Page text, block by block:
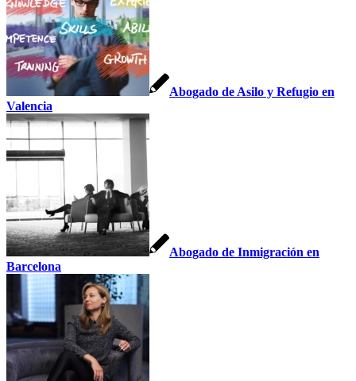
Abogado de Asilo y Refugio en
Valencia
Abogado de Inmigración en
Barcelona